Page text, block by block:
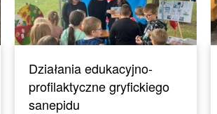
Działania edukacyjno-
profilaktyczne gryfickiego
sanepidu